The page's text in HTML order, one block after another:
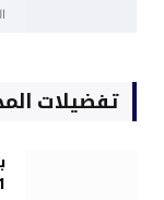
تفضيلات